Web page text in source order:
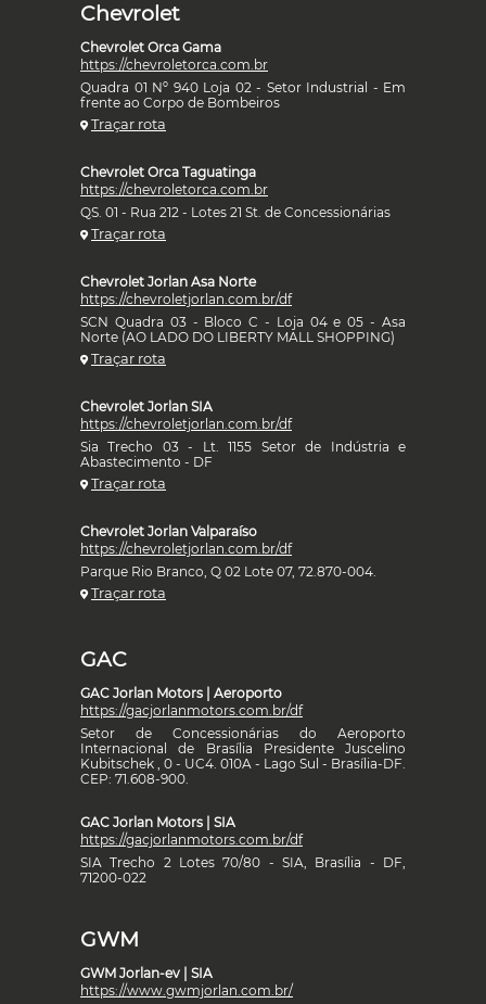
Chevrolet
Chevrolet Orca Gama
https://chevroletorca.com.br
Quadra 01 Nº 940 Loja 02 - Setor Industrial - Em
frente ao Corpo de Bombeiros
Traçar rota
Chevrolet Orca Taguatinga
https://chevroletorca.com.br
QS. 01 - Rua 212 - Lotes 21 St. de Concessionárias
Traçar rota
Chevrolet Jorlan Asa Norte
https://chevroletjorlan.com.br/df
SCN Quadra 03 - Bloco C - Loja 04 e 05 - Asa
Norte (AO LADO DO LIBERTY MALL SHOPPING)
Traçar rota
Chevrolet Jorlan SIA
https://chevroletjorlan.com.br/df
Sia Trecho 03 - Lt. 1155 Setor de Indústria e
Abastecimento - DF
Traçar rota
Chevrolet Jorlan Valparaíso
https://chevroletjorlan.com.br/df
Parque Rio Branco, Q 02 Lote 07, 72.870-004.
Traçar rota
GAC
GAC Jorlan Motors | Aeroporto
https://gacjorlanmotors.com.br/df
Setor de Concessionárias do Aeroporto
Internacional de Brasília Presidente Juscelino
Kubitschek , 0 - UC4. 010A - Lago Sul - Brasília-DF.
CEP: 71.608-900.
GAC Jorlan Motors | SIA
https://gacjorlanmotors.com.br/df
SIA Trecho 2 Lotes 70/80 - SIA, Brasília - DF,
71200-022
GWM
GWM Jorlan-ev | SIA
https://www.gwmjorlan.com.br/